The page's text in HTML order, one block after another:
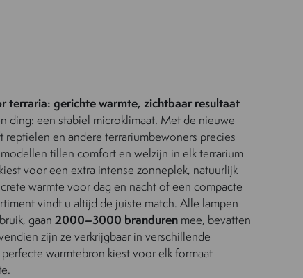
terraria: gerichte warmte, zichtbaar resultaat
ding: een stabiel microklimaat. Met de nieuwe
reptielen en andere terrariumbewoners precies
tillen comfort en welzijn in elk terrarium
voor een extra intense zonneplek, natuurlijk
warmte voor dag en nacht of een compacte
vindt u altijd de juiste match. Alle lampen
gaan 2000–3000 branduren mee, bevatten
zijn ze verkrijgbaar in verschillende
warmtebron kiest voor elk formaat